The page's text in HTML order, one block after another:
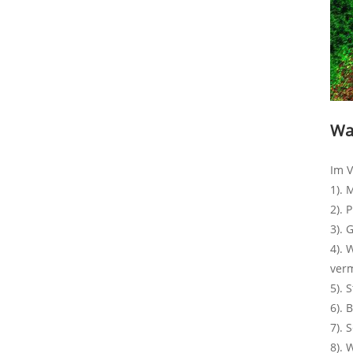
Im
1).
2).
3).
4).
5).
6).
7).
8).